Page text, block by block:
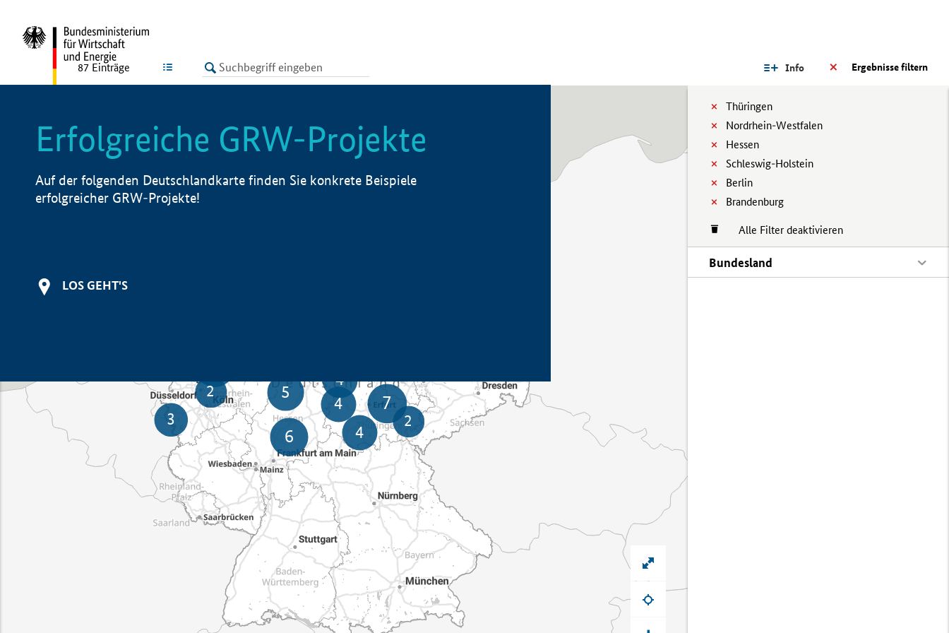
LISTE Ergebnisse filtern
Info
Thüringen
Nordrhein-Westfalen
Hessen
Schleswig-Holstein
Berlin
Brandenburg
Alle Filter deaktivieren
Bundesland
87 Einträge
Erfolgreiche GRW-Projekte
Auf der folgenden Deutschlandkarte finden Sie konkrete Beispiele
erfolgreicher GRW-Projekte!
LOS GEHT'S